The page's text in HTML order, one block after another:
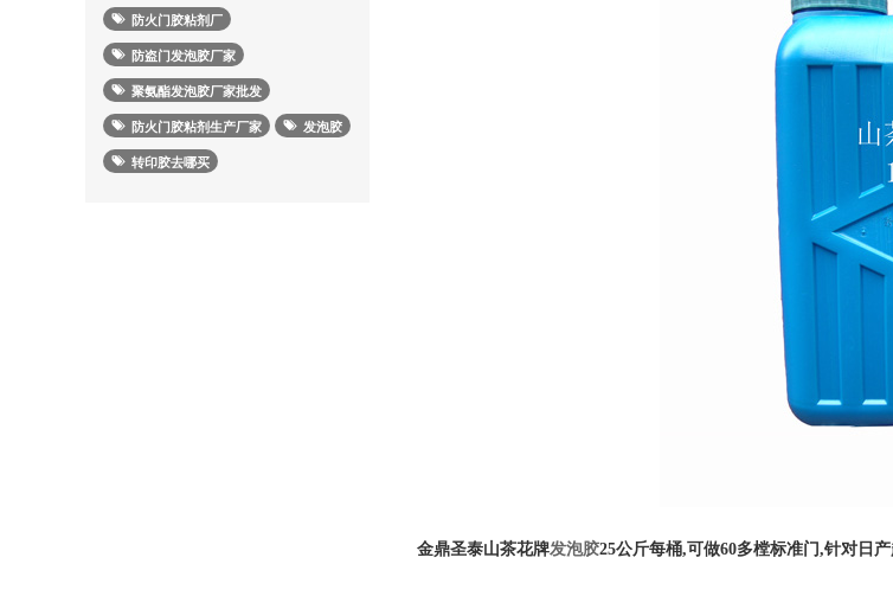
防火门胶粘剂厂
防盗门发泡胶厂家
聚氨酯发泡胶厂家批发
防火门胶粘剂生产厂家 发泡胶
转印胶去哪买
金鼎圣泰山茶花牌发泡胶25公斤每桶,可做60多樘标准门,针对日